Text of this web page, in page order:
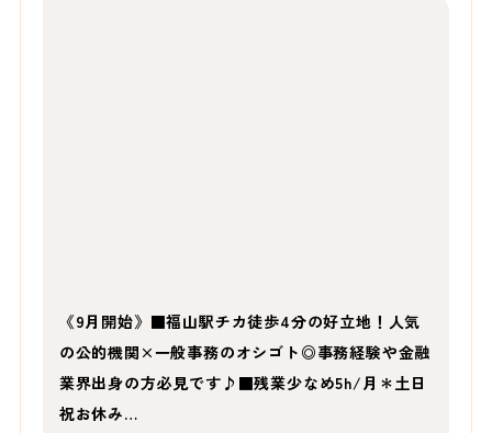
《9月開始》■福山駅チカ徒歩4分の好立地！人気
の公的機関×一般事務のオシゴト◎事務経験や金融
業界出身の方必見です♪■残業少なめ5h/月＊土日
祝お休み…